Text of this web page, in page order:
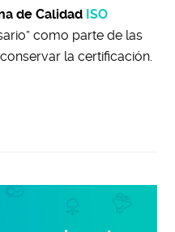
de Calidad ISO
como parte de las
la certificación.